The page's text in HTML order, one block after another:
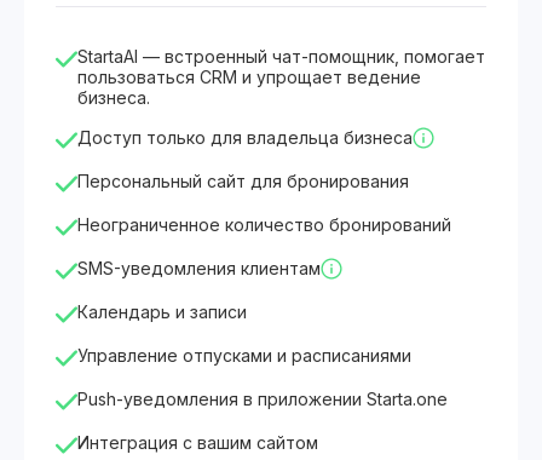
StartaAI — встроенный чат-помощник, помогает
пользоваться CRM и упрощает ведение
бизнеса.
Доступ только для владельца бизнеса
Персональный сайт для бронирования
Неограниченное количество бронирований
SMS-уведомления клиентам
Календарь и записи
Управление отпусками и расписаниями
Push-уведомления в приложении Starta.one
Интеграция с вашим сайтом